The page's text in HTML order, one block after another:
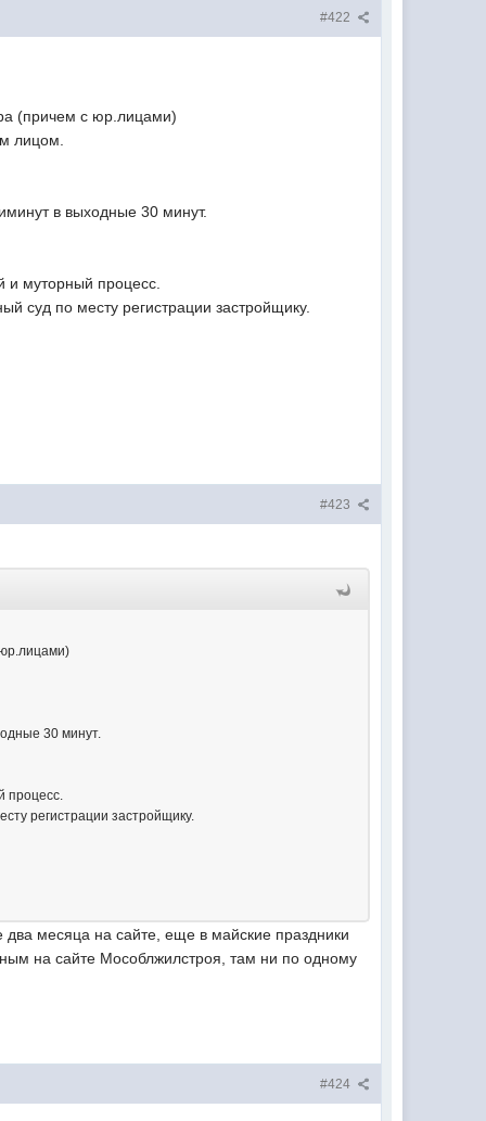
#422
(причем с юр.лицами)
лицом.
в выходные 30 минут.
и муторный процесс.
суд по месту регистрации застройщику.
#423
30 минут.
процесс.
регистрации застройщику.
месяца на сайте, еще в майские праздники
на сайте Мособлжилстроя, там ни по одному
#424